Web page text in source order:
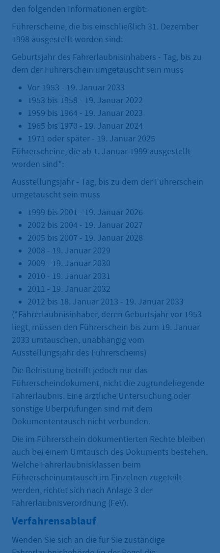
den folgenden Informationen ergibt:
Führerscheine, die bis einschließlich 31. Dezember
1998 ausgestellt worden sind:
Geburtsjahr des Fahrerlaubnisinhabers - Tag, bis zu
dem der Führerschein umgetauscht sein muss
Vor 1953 - 19. Januar 2033
1953 bis 1958 - 19. Januar 2022
1959 bis 1964 - 19. Januar 2023
1965 bis 1970 - 19. Januar 2024
1971 oder später - 19. Januar 2025
Führerscheine, die ab 1. Januar 1999 ausgestellt
worden sind*:
Ausstellungsjahr - Tag, bis zu dem der Führerschein
umgetauscht sein muss
1999 bis 2001 - 19. Januar 2026
2002 bis 2004 - 19. Januar 2027
2005 bis 2007 - 19. Januar 2028
2008 - 19. Januar 2029
2009 - 19. Januar 2030
2010 - 19. Januar 2031
2011 - 19. Januar 2032
2012 bis 18. Januar 2013 - 19. Januar 2033
(*Fahrerlaubnisinhaber, deren Geburtsjahr vor 1953
liegt, müssen den Führerschein bis zum 19. Januar
2033 umtauschen, unabhängig vom
Ausstellungsjahr des Führerscheins)
Die Befristung betrifft jedoch nur das
Führerscheindokument, nicht die zugrundeliegende
Fahrerlaubnis. Eine ärztliche Untersuchung oder
sonstige Überprüfungen sind mit dem
Dokumententausch nicht verbunden.
Die im Führerschein dokumentierten Rechte bleiben
auch bei einem Umtausch des Dokuments bestehen.
Welche Fahrerlaubnisklassen beim
Führerscheinumtausch im Einzelnen zugeteilt
werden, richtet sich nach Anlage 3 der
Fahrerlaubnisverordnung (FeV).
Verfahrensablauf
Wenden Sie sich an die für Sie zuständige